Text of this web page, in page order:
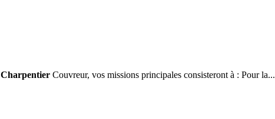
Charpentier Couvreur, vos missions principales consisteront à : Pour la...